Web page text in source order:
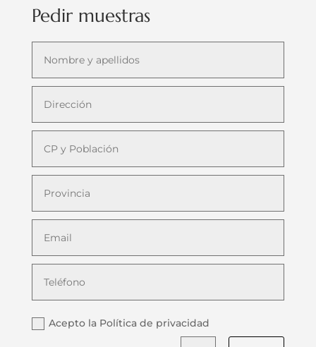
Pedir muestras
Acepto la Política de privacidad